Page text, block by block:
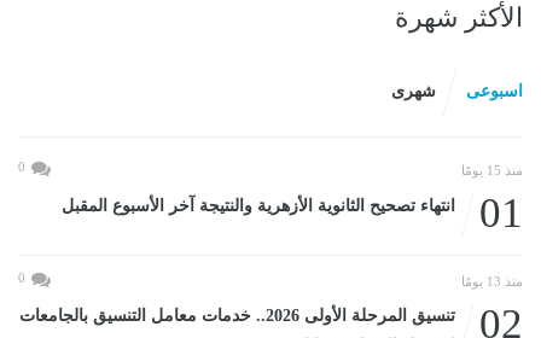
الأكثر شهرة
اسبوعى شهرى
منذ 15 يومًا 0
01 انتهاء تصحيح الثانوية الأزهرية والنتيجة آخر الأسبوع المقبل
منذ 13 يومًا 0
02
تنسيق المرحلة الأولى 2026.. خدمات معامل التنسيق بالجامعات